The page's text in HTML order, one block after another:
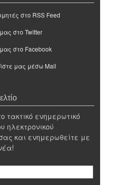
στο RSS Feed
στο Twitter
στο Facebook
μας μέσω Mail
τακτικό ενημερωτικό
ηλεκτρονικού
και ενημερωθείτε με